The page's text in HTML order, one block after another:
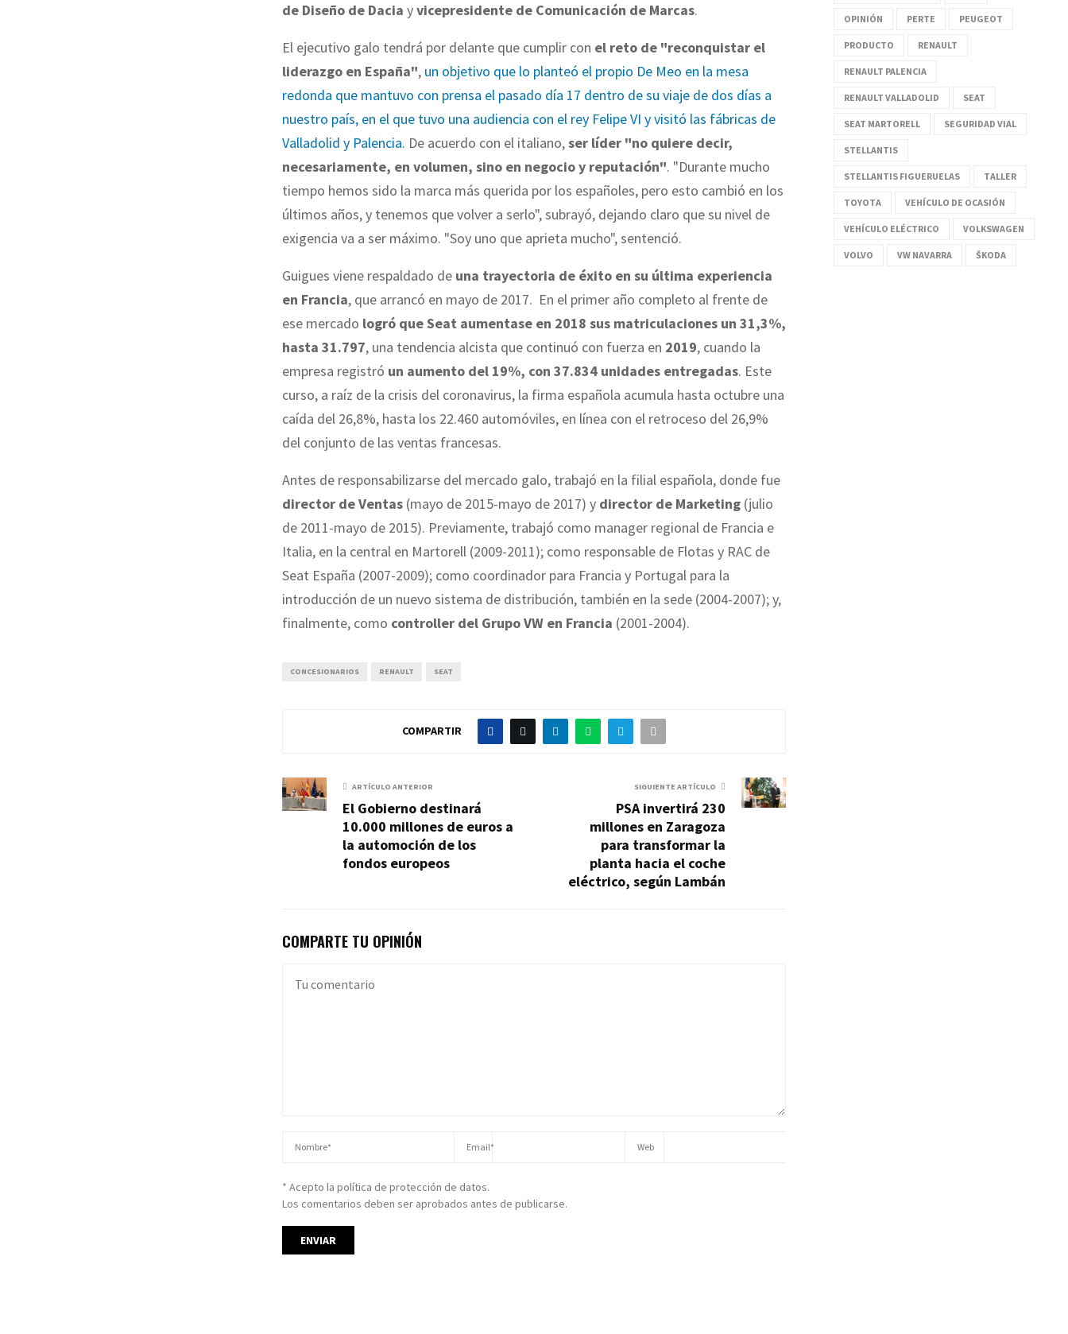
de Diseño de Dacia yvicepresidente de Comunicación de Marcas.
El ejecutivo galo tendrá por delante que cumplir con el reto de "reconquistar el
liderazgo en España", un objetivo que lo planteó el propio De Meo en la mesa
redonda que mantuvo con prensa el pasado día 17 dentro de su viaje de dos días a
nuestro país, en el que tuvo una audiencia con el rey Felipe VI y visitó las fábricas de
Valladolid y Palencia. De acuerdo con el italiano,ser líder "no quiere decir,
necesariamente, en volumen, sino en negocio y reputación". "Durante mucho
tiempo hemos sido la marca más querida por los españoles, pero esto cambió en los
últimos años, y tenemos que volver a serlo", subrayó, dejando claro que su nivel de
exigencia va a ser máximo. "Soy uno que aprieta mucho", sentenció.
Guigues viene respaldado de una trayectoria de éxito en su última experiencia
en Francia, que arrancó en mayo de 2017. En el primer año completo al frente de
ese mercado logró que Seat aumentase en 2018 sus matriculaciones un 31,3%,
hasta 31.797, una tendencia alcista que continuó con fuerza en 2019, cuando la
empresa registró un aumento del 19%, con 37.834 unidades entregadas. Este
curso, a raíz de la crisis del coronavirus, la firma española acumula hasta octubre una
caída del 26,8%, hasta los 22.460 automóviles, en línea con el retroceso del 26,9%
del conjunto de las ventas francesas.
Antes de responsabilizarse del mercado galo, trabajó en la filial española, donde fue
director de Ventas (mayo de 2015-mayo de 2017) y director de Marketing (julio
de 2011-mayo de 2015). Previamente, trabajó como manager regional de Francia e
Italia, en la central en Martorell (2009-2011); como responsable de Flotas y RAC de
Seat España (2007-2009); como coordinador para Francia y Portugal para la
introducción de un nuevo sistema de distribución, también en la sede (2004-2007); y,
finalmente, como controller del Grupo VW en Francia (2001-2004).
CONCESIONARIOS RENAULT SEAT
COMPARTIR
ARTÍCULO ANTERIOR
El Gobierno destinará
10.000 millones de euros a
la automoción de los
fondos europeos
SIGUIENTE ARTÍCULO
PSA invertirá 230
millones en Zaragoza
para transformar la
planta hacia el coche
eléctrico, según Lambán
COMPARTE TU OPINIÓN
* Acepto la política de protección de datos.
Los comentarios deben ser aprobados antes de publicarse.
OPINIÓN PERTE PEUGEOT
PRODUCTO RENAULT
RENAULT PALENCIA
RENAULT VALLADOLID SEAT
SEAT MARTORELL SEGURIDAD VIAL
STELLANTIS
STELLANTIS FIGUERUELAS TALLER
TOYOTA VEHÍCULO DE OCASIÓN
VEHÍCULO ELÉCTRICO VOLKSWAGEN
VOLVO VW NAVARRA ŠKODA